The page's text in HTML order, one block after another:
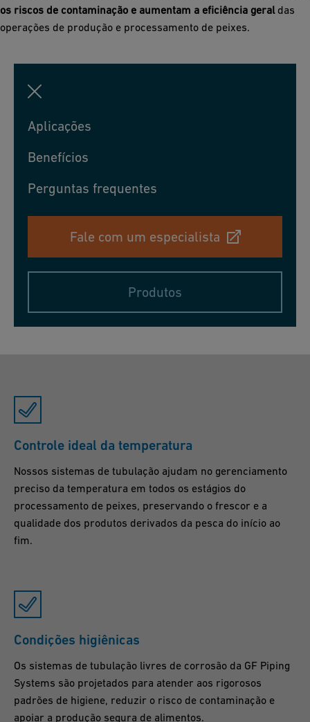
os riscos de contaminação e aumentam a eficiência geraldas
operações de produção e processamento de peixes.
Aplicações
Benefícios
Perguntas frequentes
Fale com um especialista
Produtos
Controle ideal da temperatura
Nossos sistemas de tubulação ajudam no gerenciamento
preciso da temperatura em todos os estágios do
processamento de peixes, preservando o frescor e a
qualidade dos produtos derivados da pesca do início ao
fim.
Condições higiênicas
Os sistemas de tubulação livres de corrosão da GF Piping
Systems são projetados para atender aos rigorosos
padrões de higiene, reduzir o risco de contaminação e
apoiar a produção segura de alimentos.